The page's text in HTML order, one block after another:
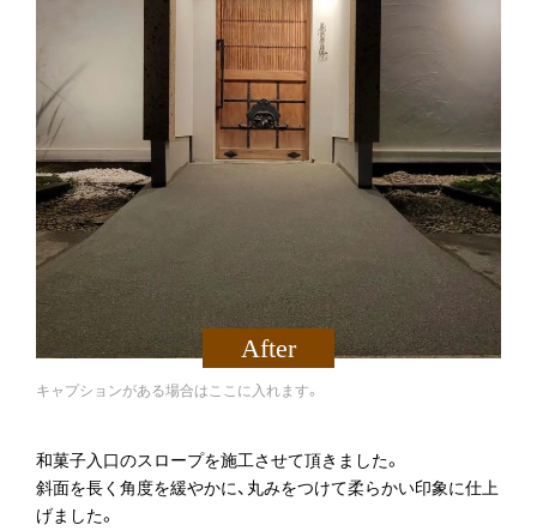
キャプションがある場合はここに入れます。
和菓子入口のスロープを施工させて頂きました。
斜面を長く角度を緩やかに、丸みをつけて柔らかい印象に仕上
げました。